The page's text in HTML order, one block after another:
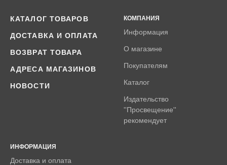
КАТАЛОГ ТОВАРОВ
ДОСТАВКА И ОПЛАТА
ВОЗВРАТ ТОВАРА
АДРЕСА МАГАЗИНОВ
НОВОСТИ
КОМПАНИЯ
Информация
О магазине
Покупателям
Каталог
Издательство
''Просвещение''
рекомендует
ИНФОРМАЦИЯ
Доставка и оплата